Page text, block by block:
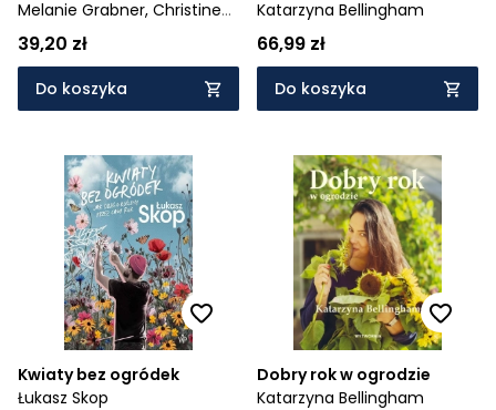
odmian w ogrodzie i na
balkonie
Melanie Grabner, Christine
Weidenweber
39,20 zł
Do koszyka
Katarzyna Bellingham
66,99 zł
Do koszyka
Kwiaty bez ogródek
Łukasz Skop
Dobry rok w ogrodzie
Katarzyna Bellingham